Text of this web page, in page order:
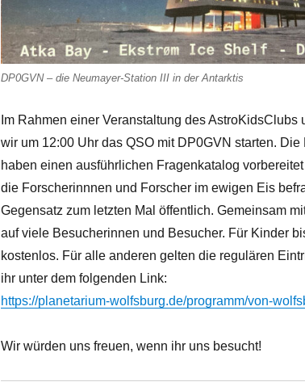
DP0GVN – die Neumayer-Station III in der Antarktis
Im Rahmen einer Veranstaltung des AstroKidsClubs
wir um 12:00 Uhr das QSO mit DP0GVN starten.
haben einen ausführlichen Fragenkatalog
die Forscherinnnen und Forscher im ewigen Eis
Gegensatz zum letzten Mal öffentlich. Gemeinsam
auf viele Besucherinnen und Besucher. Für Kinder
kostenlos. Für alle anderen gelten die regulären
ihr unter dem folgenden Link:
https://planetarium-wolfsburg.de/programm/von-
Wir würden uns freuen, wenn ihr uns besucht!